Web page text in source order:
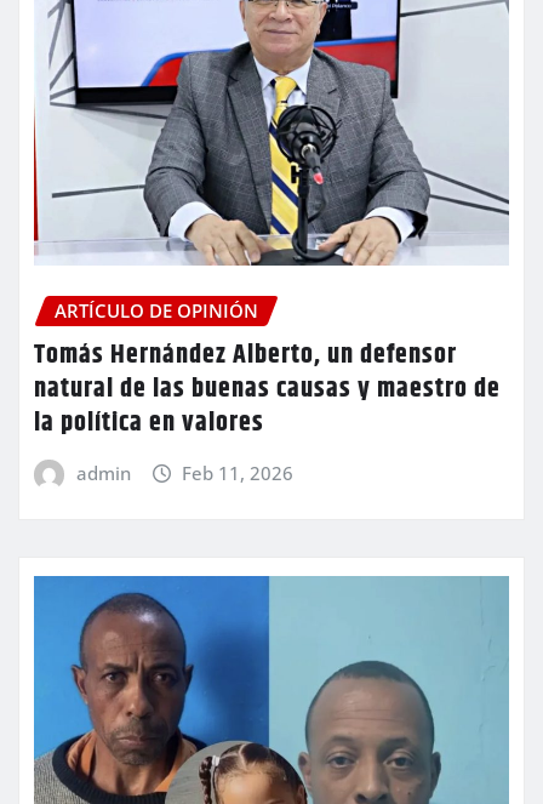
ARTÍCULO DE OPINIÓN
Tomás Hernández Alberto, un defensor
natural de las buenas causas y maestro de
la política en valores
admin Feb 11, 2026